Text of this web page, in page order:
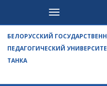
Посетителям
БЕЛОРУССКИЙ
ПЕДАГОГИЧЕСКИЙ
ТАНКА